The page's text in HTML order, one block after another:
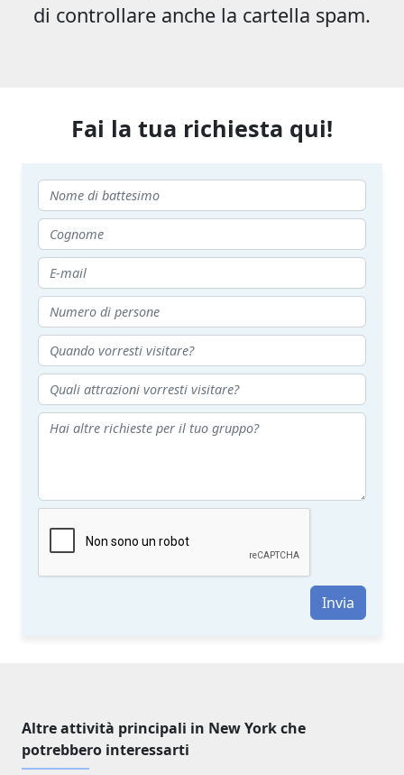
di controllare anche la cartella spam.
Fai la tua richiesta qui!
Invia
Altre attività principali in New York che
potrebbero interessarti